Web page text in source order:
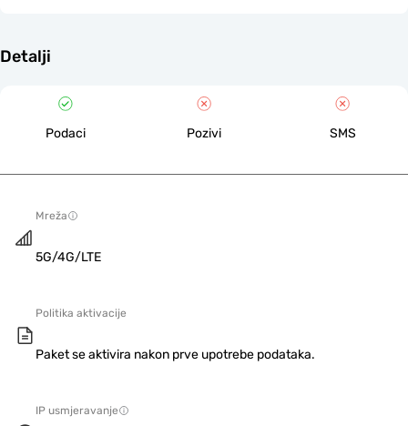
Detalji
Podaci Pozivi SMS
Mreža
5G/4G/LTE
Politika aktivacije
Paket se aktivira nakon prve upotrebe podataka.
IP usmjeravanje